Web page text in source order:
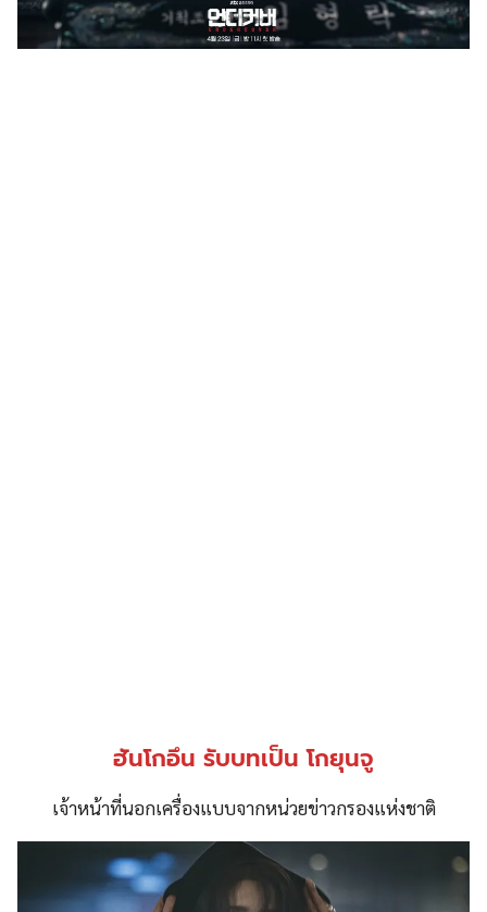
ฮันโกอึน รับบทเป็น โกยุนจู
เจ้าหน้าที่นอกเครื่องแบบจากหน่วยข่าวกรองแห่งชาติ